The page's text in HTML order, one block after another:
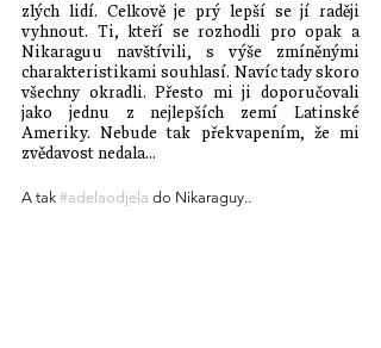
zlých lidí. Celkově je prý lepší se jí raději
vyhnout. Ti, kteří se rozhodli pro opak a
Nikaraguu navštívili, s výše zmíněnými
charakteristikami souhlasí. Navíc tady skoro
všechny okradli. Přesto mi ji doporučovali
jako jednu z nejlepších zemí Latinské
Ameriky. Nebude tak překvapením, že mi
zvědavost nedala...
A tak #adelaodjela do Nikaraguy..